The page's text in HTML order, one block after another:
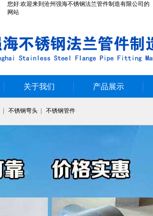
您好:欢迎来到沧州强海不锈钢法兰管件制造有限公司的
网站
关于我们 产品展示
不锈钢弯头 不锈钢管件